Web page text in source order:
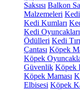
Saksısı Balkon
Malzemeleri Kedi
Kedi Kumları
Kedi Oyuncakları
Ödülleri Kedi
Çantası Köpek
Köpek
Güvenlik Köpek
Köpek Maması
Elbisesi Köpek